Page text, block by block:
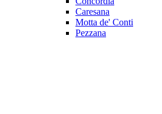
Caresana
Motta de' Conti
Pezzana